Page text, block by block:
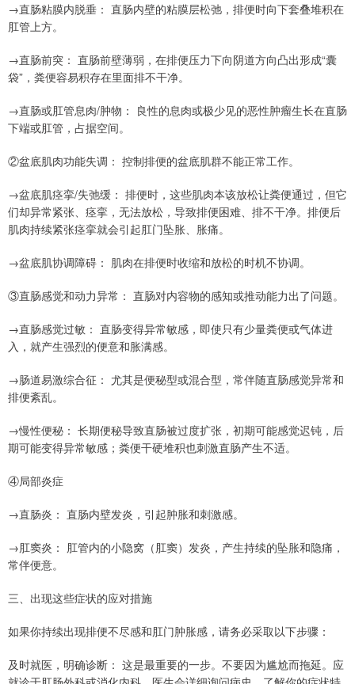
→直肠粘膜内脱垂： 直肠内壁的粘膜层松弛，排便时向下套叠堆积在
肛管上方。
→直肠前突： 直肠前壁薄弱，在排便压力下向阴道方向凸出形成“囊
袋”，粪便容易积存在里面排不干净。
→直肠或肛管息肉/肿物： 良性的息肉或极少见的恶性肿瘤生长在直肠
下端或肛管，占据空间。
②盆底肌肉功能失调： 控制排便的盆底肌群不能正常工作。
→盆底肌痉挛/失弛缓： 排便时，这些肌肉本该放松让粪便通过，但它
们却异常紧张、痉挛，无法放松，导致排便困难、排不干净。排便后
肌肉持续紧张痉挛就会引起肛门坠胀、胀痛。
→盆底肌协调障碍： 肌肉在排便时收缩和放松的时机不协调。
③直肠感觉和动力异常： 直肠对内容物的感知或推动能力出了问题。
→直肠感觉过敏： 直肠变得异常敏感，即使只有少量粪便或气体进
入，就产生强烈的便意和胀满感。
→肠道易激综合征： 尤其是便秘型或混合型，常伴随直肠感觉异常和
排便紊乱。
→慢性便秘： 长期便秘导致直肠被过度扩张，初期可能感觉迟钝，后
期可能变得异常敏感；粪便干硬堆积也刺激直肠产生不适。
④局部炎症
→直肠炎： 直肠内壁发炎，引起肿胀和刺激感。
→肛窦炎： 肛管内的小隐窝（肛窦）发炎，产生持续的坠胀和隐痛，
常伴便意。
三、出现这些症状的应对措施
如果你持续出现排便不尽感和肛门肿胀感，请务必采取以下步骤：
及时就医，明确诊断： 这是最重要的一步。不要因为尴尬而拖延。应